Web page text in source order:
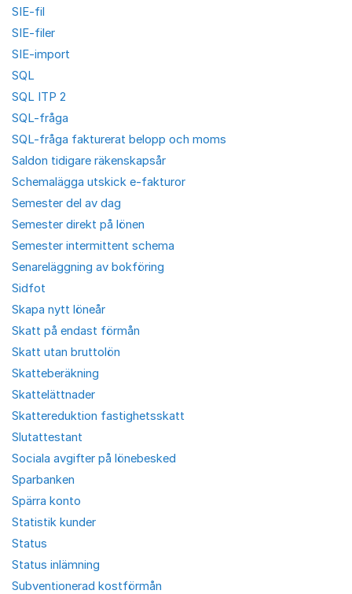
SIE-fil
SIE-filer
SIE-import
SQL
SQL ITP 2
SQL-fråga
SQL-fråga fakturerat belopp och moms
Saldon tidigare räkenskapsår
Schemalägga utskick e-fakturor
Semester del av dag
Semester direkt på lönen
Semester intermittent schema
Senareläggning av bokföring
Sidfot
Skapa nytt löneår
Skatt på endast förmån
Skatt utan bruttolön
Skatteberäkning
Skattelättnader
Skattereduktion fastighetsskatt
Slutattestant
Sociala avgifter på lönebesked
Sparbanken
Spärra konto
Statistik kunder
Status
Status inlämning
Subventionerad kostförmån